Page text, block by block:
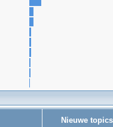
Nieuwe topics